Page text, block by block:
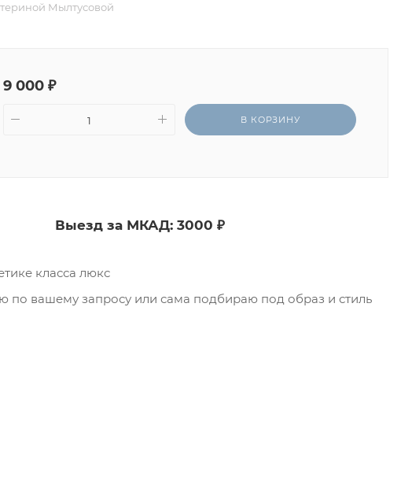
Мылтусовой
9 000 ₽
В КОРЗИНУ
Выезд за МКАД: 3000 ₽
класса люкс
по вашему запросу или сама подбираю под образ и стиль